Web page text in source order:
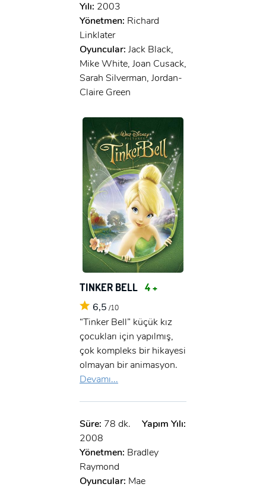
Yılı: 2003
Yönetmen: Richard
Linklater
Oyuncular: Jack Black,
Mike White, Joan Cusack,
Sarah Silverman, Jordan-
Claire Green
TINKER BELL 4 +
6,5 /10
“Tinker Bell” küçük kız
çocukları için yapılmış,
çok kompleks bir hikayesi
olmayan bir animasyon.
Devamı...
Süre: 78 dk.
Yapım Yılı:
2008
Yönetmen: Bradley
Raymond
Oyuncular: Mae